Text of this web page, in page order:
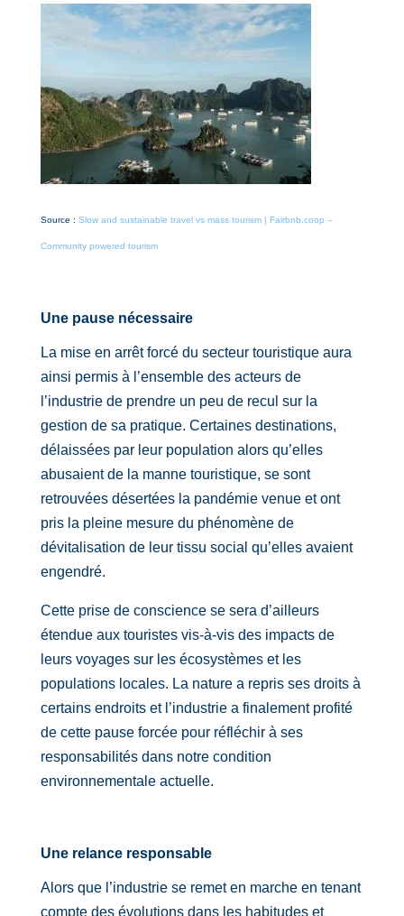
Source : Slow and sustainable travel vs mass tourism | Fairbnb.coop –
Community powered tourism
Une pause nécessaire
La mise en arrêt forcé du secteur touristique aura
ainsi permis à l’ensemble des acteurs de
l’industrie de prendre un peu de recul sur la
gestion de sa pratique. Certaines destinations,
délaissées par leur population alors qu’elles
abusaient de la manne touristique, se sont
retrouvées désertées la pandémie venue et ont
pris la pleine mesure du phénomène de
dévitalisation de leur tissu social qu’elles avaient
engendré.
Cette prise de conscience se sera d’ailleurs
étendue aux touristes vis-à-vis des impacts de
leurs voyages sur les écosystèmes et les
populations locales. La nature a repris ses droits à
certains endroits et l’industrie a finalement profité
de cette pause forcée pour réfléchir à ses
responsabilités dans notre condition
environnementale actuelle.
Une relance responsable
Alors que l’industrie se remet en marche en tenant
compte des évolutions dans les habitudes et